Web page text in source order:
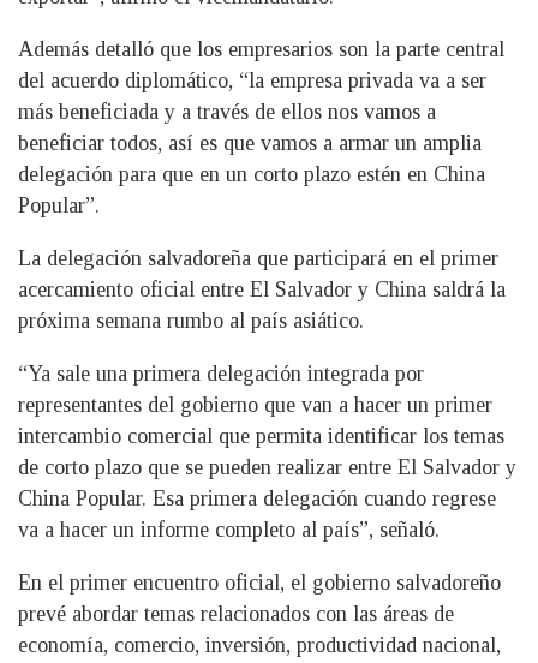
Además detalló que los empresarios son la parte central
del acuerdo diplomático, “la empresa privada va a ser
más beneficiada y a través de ellos nos vamos a
beneficiar todos, así es que vamos a armar un amplia
delegación para que en un corto plazo estén en China
Popular”.
La delegación salvadoreña que participará en el primer
acercamiento oficial entre El Salvador y China saldrá la
próxima semana rumbo al país asiático.
“Ya sale una primera delegación integrada por
representantes del gobierno que van a hacer un primer
intercambio comercial que permita identificar los temas
de corto plazo que se pueden realizar entre El Salvador y
China Popular. Esa primera delegación cuando regrese
va a hacer un informe completo al país”, señaló.
En el primer encuentro oficial, el gobierno salvadoreño
prevé abordar temas relacionados con las áreas de
economía, comercio, inversión, productividad nacional,